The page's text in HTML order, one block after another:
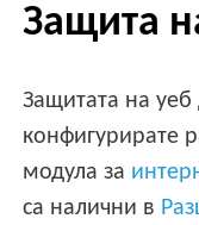
Защита
Защитата на уеб
конфигурирате
модула за
са налични в